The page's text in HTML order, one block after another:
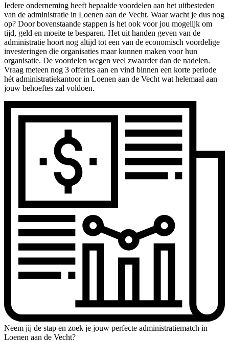
Iedere onderneming heeft bepaalde voordelen aan het uitbesteden
van de administratie in Loenen aan de Vecht. Waar wacht je dus nog
op? Door bovenstaande stappen is het ook voor jou mogelijk om
tijd, geld en moeite te besparen. Het uit handen geven van de
administratie hoort nog altijd tot een van de economisch voordelige
investeringen die organisaties maar kunnen maken voor hun
organisatie. De voordelen wegen veel zwaarder dan de nadelen.
Vraag meteen nog 3 offertes aan en vind binnen een korte periode
hét administratiekantoor in Loenen aan de Vecht wat helemaal aan
jouw behoeftes zal voldoen.
Neem jij de stap en zoek je jouw perfecte administratiematch in
Loenen aan de Vecht?